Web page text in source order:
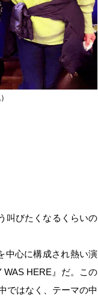
叫びたくなるくらいの
中心に構成され熱い演
HERE』だ。この
ではなく、テーマの中